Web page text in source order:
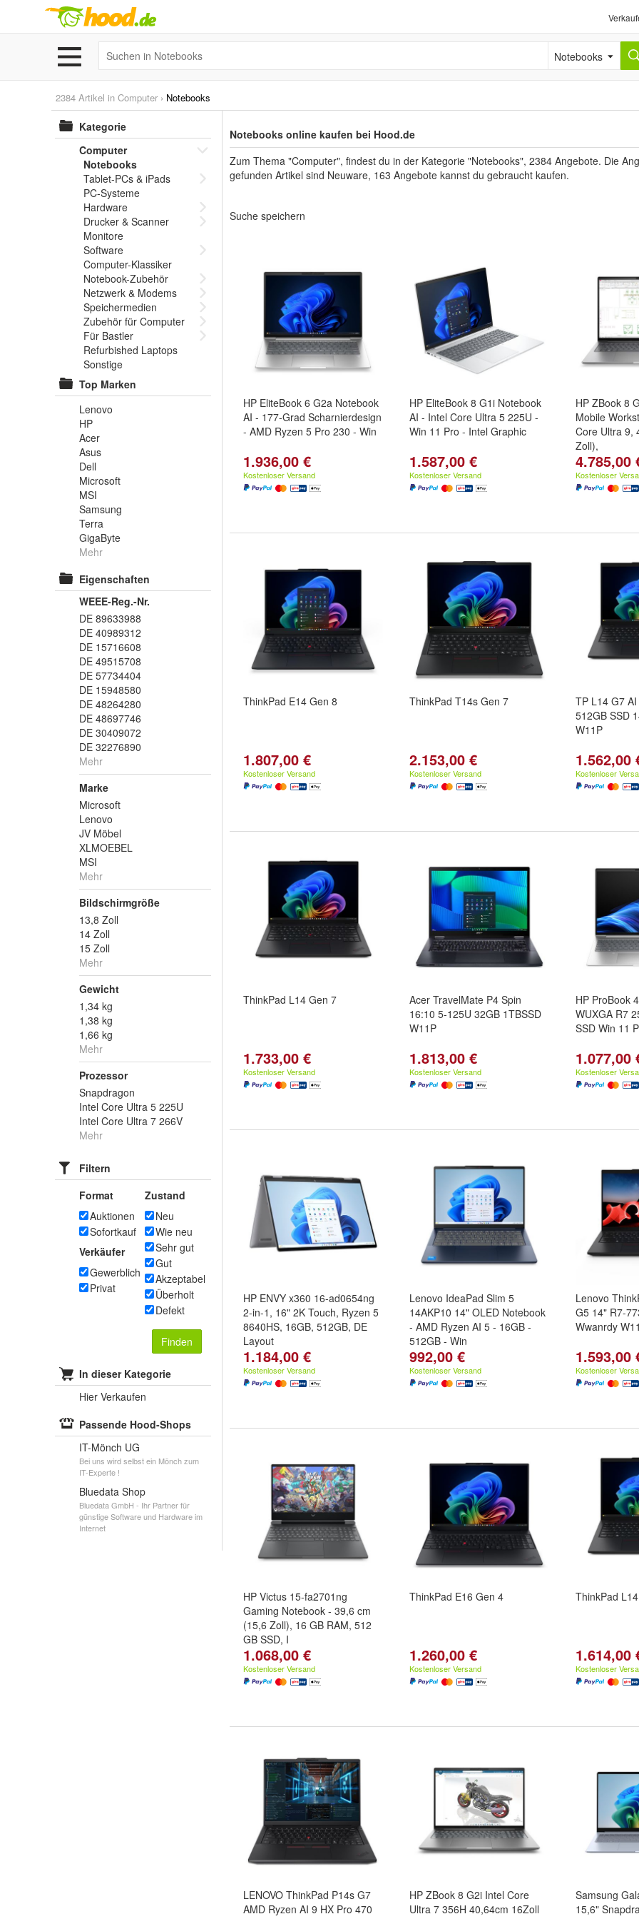
Notebooks
2384 Artikel in Computer › Notebooks
Kategorie
Computer
Notebooks
Tablet-PCs & iPads
PC-Systeme
Hardware
Drucker & Scanner
Monitore
Software
Computer-Klassiker
Notebook-Zubehör
Netzwerk & Modems
Speichermedien
Zubehör für Computer
Für Bastler
Refurbished Laptops
Sonstige
Top Marken
Lenovo
HP
Acer
Asus
Dell
Microsoft
MSI
Samsung
Terra
GigaByte
Mehr
Eigenschaften
WEEE-Reg.-Nr.
DE 89633988
DE 40989312
DE 15716608
DE 49515708
DE 57734404
DE 15948580
DE 48264280
DE 48697746
DE 30409072
DE 32276890
Mehr
Marke
Microsoft
Lenovo
JV Möbel
XLMOEBEL
MSI
Mehr
Bildschirmgröße
13,8 Zoll
14 Zoll
15 Zoll
Mehr
Gewicht
1,34 kg
1,38 kg
1,66 kg
Mehr
Prozessor
Snapdragon
Intel Core Ultra 5 225U
Intel Core Ultra 7 266V
Mehr
Filtern
Format
Auktionen
Sofortkauf
Verkäufer
Gewerblich
Privat
Zustand
Neu
Wie neu
Sehr gut
Gut
Akzeptabel
Überholt
Defekt
Finden
In dieser Kategorie
Hier Verkaufen
Passende Hood-Shops
IT-Mönch UG
Bei uns wird selbst ein Mönch zum
IT-Experte !
Bluedata Shop
Bluedata GmbH - Ihr Partner für
günstige Software und Hardware im
Internet
Notebooks online kaufen bei Hood.de
Zum Thema "Computer", findest du in der Kategorie "Notebooks", 2384 Angebote. Die
gefunden Artikel sind Neuware, 163 Angebote kannst du gebraucht kaufen.
Suche speichern
HP EliteBook 6 G2a Notebook
AI - 177-Grad Scharnierdesign
- AMD Ryzen 5 Pro 230 - Win
1.936,00 €
Kostenloser Versand
HP EliteBook 8 G1i Notebook
AI - Intel Core Ultra 5 225U -
Win 11 Pro - Intel Graphic
1.587,00 €
Kostenloser Versand
HP ZBook 8
Mobile
Core Ultra 9,
Zoll),
4.785,00
Kostenloser
ThinkPad E14 Gen 8
1.807,00 €
Kostenloser Versand
ThinkPad T14s Gen 7
2.153,00 €
Kostenloser Versand
TP L14 G7
512GB SSD
W11P
1.562,00
Kostenloser
ThinkPad L14 Gen 7
1.733,00 €
Kostenloser Versand
Acer TravelMate P4 Spin
16:10 5-125U 32GB 1TBSSD
W11P
1.813,00 €
Kostenloser Versand
HP ProBook
WUXGA R7
SSD Win 11
1.077,00
Kostenloser
HP ENVY x360 16-ad0654ng
2-in-1, 16" 2K Touch, Ryzen 5
8640HS, 16GB, 512GB, DE
Layout
1.184,00 €
Kostenloser Versand
Lenovo IdeaPad Slim 5
14AKP10 14" OLED Notebook
- AMD Ryzen AI 5 - 16GB -
512GB - Win
992,00 €
Kostenloser Versand
Lenovo
G5 14" R7-
Wwanrdy
1.593,00
Kostenloser
HP Victus 15-fa2701ng
Gaming Notebook - 39,6 cm
(15,6 Zoll), 16 GB RAM, 512
GB SSD, I
1.068,00 €
Kostenloser Versand
ThinkPad E16 Gen 4
1.260,00 €
Kostenloser Versand
ThinkPad
1.614,00
Kostenloser
LENOVO ThinkPad P14s G7
AMD Ryzen AI 9 HX Pro 470
HP ZBook 8 G2i Intel Core
Ultra 7 356H 40,64cm 16Zoll
Samsung
15,6"